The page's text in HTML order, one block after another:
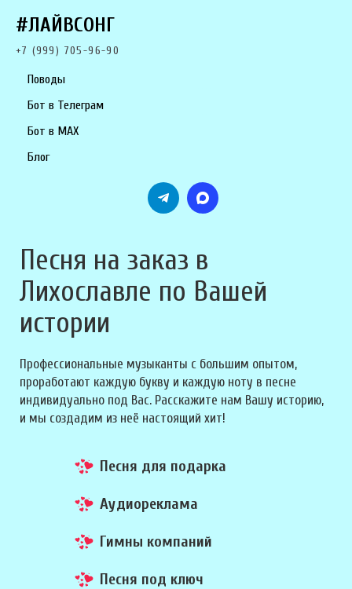
#ЛАЙВСОНГ
+7 (999) 705-96-90
Поводы
Бот в Телеграм
Бот в MAX
Блог
Песня на заказ в
Лихославле по Вашей
истории
Профессиональные музыканты с большим опытом,
проработают каждую букву и каждую ноту в песне
индивидуально под Вас. Расскажите нам Вашу историю,
и мы создадим из неё настоящий хит!
Песня для подарка
Аудиореклама
Гимны компаний
Песня под ключ